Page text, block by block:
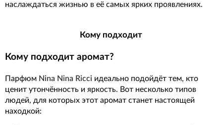
наслаждаться жизнью в её самых ярких проявлениях.
Кому подходит
Кому подходит аромат?
Парфюм Nina Nina Ricci идеально подойдёт тем, кто
ценит утончённость и яркость. Вот несколько типов
людей, для которых этот аромат станет настоящей
находкой: